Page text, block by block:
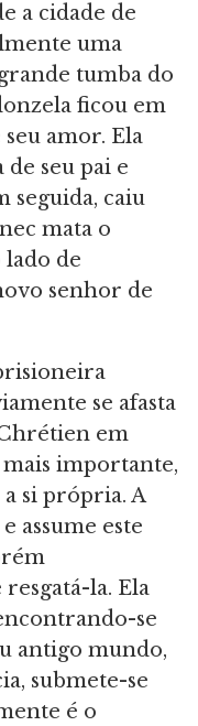
a cidade de
uma
tumba do
ficou em
amor. Ela
seu pai e
seguida, caiu
mata o
lado de
senhor de
se afasta
em
mais importante,
si própria. A
assume este
la. Ela
se
antigo mundo,
submete-se
é o